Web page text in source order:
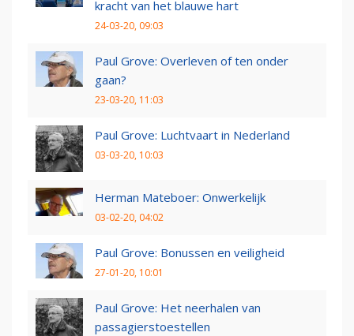
kracht van het blauwe hart
24-03-20, 09:03
Paul Grove: Overleven of ten onder
gaan?
23-03-20, 11:03
Paul Grove: Luchtvaart in Nederland
03-03-20, 10:03
Herman Mateboer: Onwerkelijk
03-02-20, 04:02
Paul Grove: Bonussen en veiligheid
27-01-20, 10:01
Paul Grove: Het neerhalen van
passagierstoestellen